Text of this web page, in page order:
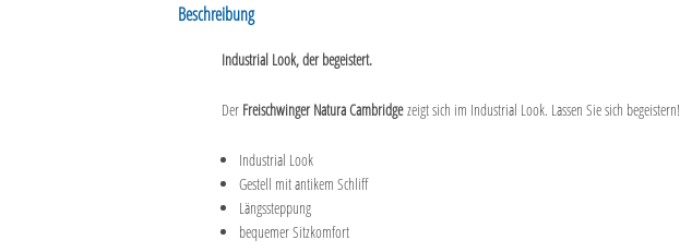
Beschreibung
Industrial Look, der begeistert.
Der Freischwinger Natura Cambridgezeigt sich im Industrial Look. Lassen Sie sich begeistern!
Industrial Look
Gestell mit antikem Schliff
Längssteppung
bequemer Sitzkomfort